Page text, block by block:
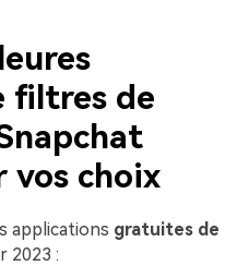
filtres de
vos choix
applications gratuites de
2023 :